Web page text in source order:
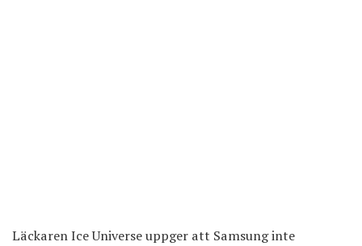
Läckaren Ice Universe uppger att Samsung inte